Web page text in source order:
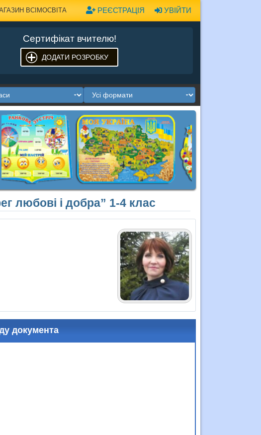
УВІЙТИ
РЕЄСТРАЦІЯ
ВСІМОСВІТА
Сертифікат вчителю!
ДОДАТИ РОЗРОБКУ
любові і добра” 1-4 клас
документа